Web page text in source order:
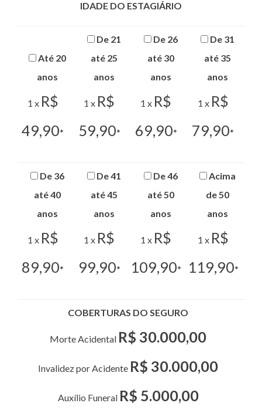
IDADE DO ESTAGIÁRIO
Até 20
anos
1 x R$
49,90*
De 21
até 25
anos
1 x R$
59,90*
De 26
até 30
anos
1 x R$
69,90*
De 31
até 35
anos
1 x R$
79,90*
De 36
até 40
anos
1 x R$
89,90*
De 41
até 45
anos
1 x R$
99,90*
De 46
até 50
anos
1 x R$
109,90*
Acima
de 50
anos
1 x R$
119,90*
COBERTURAS DO SEGURO
Morte Acidental R$ 30.000,00
Invalidez por Acidente R$ 30.000,00
Auxílio Funeral R$ 5.000,00